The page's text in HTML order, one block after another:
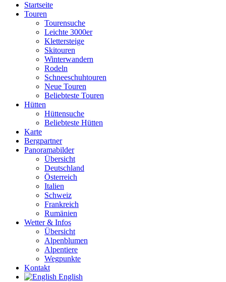
Startseite
Touren
Tourensuche
Leichte 3000er
Klettersteige
Skitouren
Winterwandern
Rodeln
Schneeschuhtouren
Neue Touren
Beliebteste Touren
Hütten
Hüttensuche
Beliebteste Hütten
Karte
Bergpartner
Panoramabilder
Übersicht
Deutschland
Österreich
Italien
Schweiz
Frankreich
Rumänien
Wetter & Infos
Übersicht
Alpenblumen
Alpentiere
Wegpunkte
Kontakt
English